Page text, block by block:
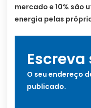
mercado e 10% são
energia pelas
O seu endereço
publicado.